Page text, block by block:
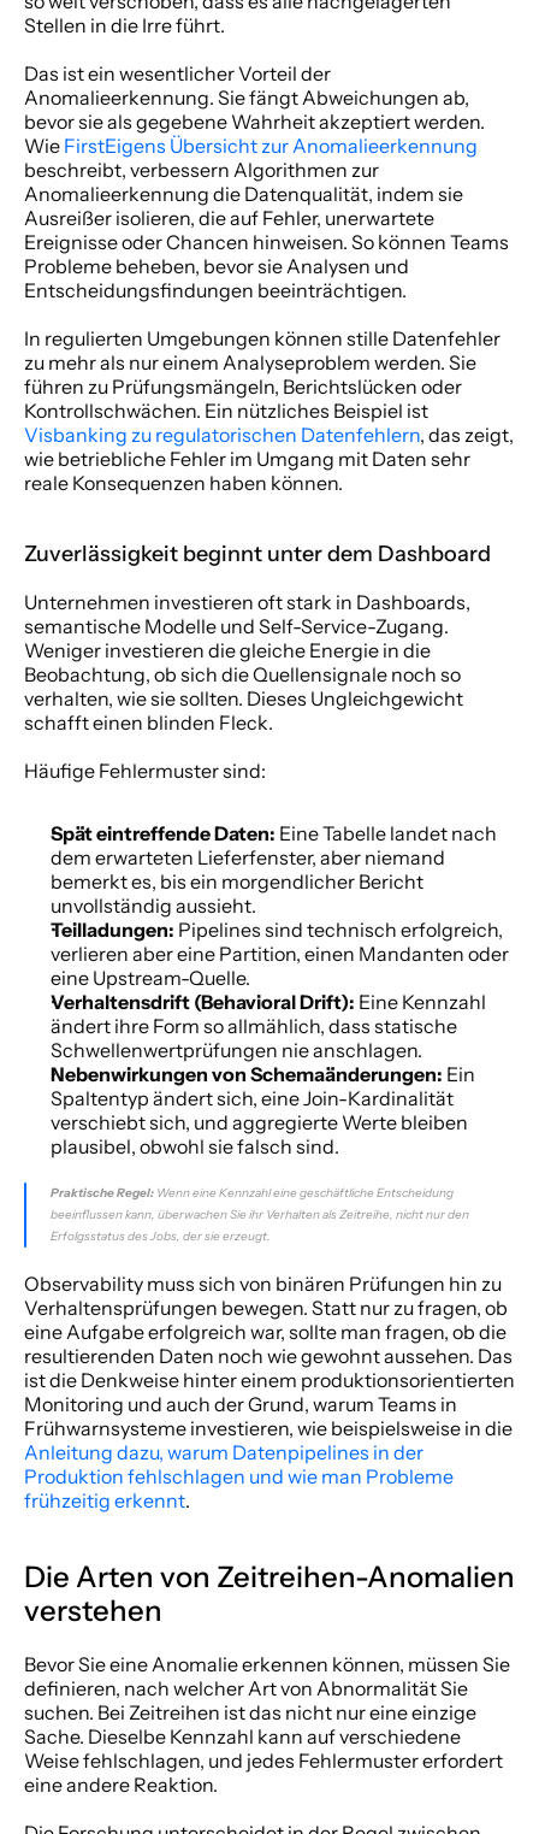
Stellen in die Irre führt.
Das ist ein wesentlicher Vorteil der
Anomalieerkennung. Sie fängt Abweichungen ab,
bevor sie als gegebene Wahrheit akzeptiert werden.
Wie FirstEigens Übersicht zur Anomalieerkennung
beschreibt, verbessern Algorithmen zur
Anomalieerkennung die Datenqualität, indem sie
Ausreißer isolieren, die auf Fehler, unerwartete
Ereignisse oder Chancen hinweisen. So können Teams
Probleme beheben, bevor sie Analysen und
Entscheidungsfindungen beeinträchtigen.
In regulierten Umgebungen können stille Datenfehler
zu mehr als nur einem Analyseproblem werden. Sie
führen zu Prüfungsmängeln, Berichtslücken oder
Visbanking zu regulatorischen Datenfehlern, das zeigt,
wie betriebliche Fehler im Umgang mit Daten sehr
reale Konsequenzen haben können.
Zuverlässigkeit beginnt unter dem Dashboard
Unternehmen investieren oft stark in Dashboards,
semantische Modelle und Self-Service-Zugang.
Weniger investieren die gleiche Energie in die
Beobachtung, ob sich die Quellensignale noch so
verhalten, wie sie sollten. Dieses Ungleichgewicht
schafft einen blinden Fleck.
Häufige Fehlermuster sind:
Spät eintreffende Daten: Eine Tabelle landet nach
dem erwarteten Lieferfenster, aber niemand
bemerkt es, bis ein morgendlicher Bericht
unvollständig aussieht.
Teilladungen: Pipelines sind technisch erfolgreich,
verlieren aber eine Partition, einen Mandanten oder
eine Upstream-Quelle.
Verhaltensdrift (Behavioral Drift): Eine Kennzahl
ändert ihre Form so allmählich, dass statische
Schwellenwertprüfungen nie anschlagen.
Nebenwirkungen von Schemaänderungen: Ein
Spaltentyp ändert sich, eine Join-Kardinalität
verschiebt sich, und aggregierte Werte bleiben
plausibel, obwohl sie falsch sind.
Praktische Regel: Wenn eine Kennzahl eine geschäftliche Entscheidung
beeinflussen kann, überwachen Sie ihr Verhalten als Zeitreihe, nicht nur den
Erfolgsstatus des Jobs, der sie erzeugt.
Observability muss sich von binären Prüfungen hin zu
Verhaltensprüfungen bewegen. Statt nur zu fragen, ob
eine Aufgabe erfolgreich war, sollte man fragen, ob die
resultierenden Daten noch wie gewohnt aussehen. Das
ist die Denkweise hinter einem produktionsorientierten
Monitoring und auch der Grund, warum Teams in
Anleitung dazu, warum Datenpipelines in der
Produktion fehlschlagen und wie man Probleme
frühzeitig erkennt.
Die Arten von Zeitreihen-Anomalien
verstehen
Bevor Sie eine Anomalie erkennen können, müssen Sie
definieren, nach welcher Art von Abnormalität Sie
suchen. Bei Zeitreihen ist das nicht nur eine einzige
Sache. Dieselbe Kennzahl kann auf verschiedene
Weise fehlschlagen, und jedes Fehlermuster erfordert
eine andere Reaktion.